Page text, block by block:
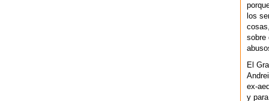
los
sobre
El
ex-
y